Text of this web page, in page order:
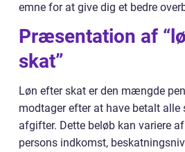
emne for at give dig et bedre
Præsentation af
skat”
Løn efter skat er den mængde
modtager efter at have betalt alle
afgifter. Dette beløb kan variere
persons indkomst,